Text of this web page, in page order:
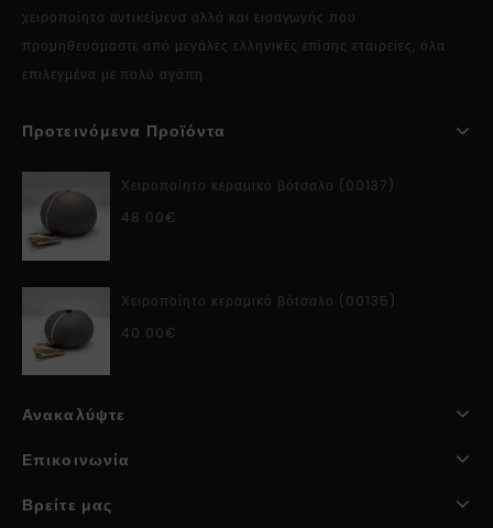
χειροποίητα αντικείμενα αλλά και εισαγωγής που
προμηθευόμαστε από μεγάλες ελληνικές επίσης εταιρείες, όλα
επιλεγμένα με πολύ αγάπη.
Προτεινόμενα Προϊόντα
Χειροποίητο κεραμικό βότσαλο (00137)
48.00€
Χειροποίητο κεραμικό βότσαλο (00135)
40.00€
Ανακαλύψτε
Επικοινωνία
Βρείτε μας